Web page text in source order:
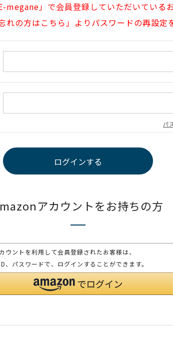
megane」で会員登録していただいている
れの方はこちら」よりパスワードの再設定
パ
アカウントをお持ちの方
ウントを利用して会員登録されたお客様は、
、パスワードで、ログインすることができます。